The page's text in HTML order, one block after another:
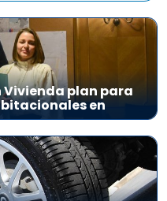
plan para
en